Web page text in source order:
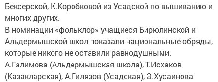
Бексерской, К.Коробковой из Усадской по вышиванию и
многих других.
В номинации «фольклор» учащиеся Бирюлинской и
Альдермышской школ показали национальные обряды,
которые никого не оставили равнодушными.
А.Галимова (Альдермышская школа), Т.Исхаков
(Казакларская), А.Гилязов (Усадская), Э.Хусаинова